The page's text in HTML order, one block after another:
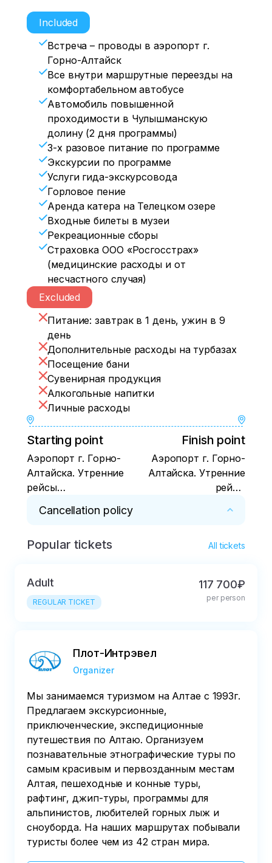
Included
Встреча – проводы в аэропорт г.
Горно-Алтайск
Все внутри маршрутные переезды на
комфортабельном автобусе
Автомобиль повышенной
проходимости в Чулышманскую
долину (2 дня программы)
3-х разовое питание по программе
Экскурсии по программе
Услуги гида-экскурсовода
Горловое пение
Аренда катера на Телецком озере
Входные билеты в музеи
Рекреационные сборы
Страховка ООО «Росгосстрах»
(медицинские расходы и от
несчастного случая)
Excluded
Питание: завтрак в 1 день, ужин в 9
день
Дополнительные расходы на турбазах
Посещение бани
Сувенирная продукция
Алкогольные напитки
Личные расходы
Starting point
Аэропорт г. Горно-
Алтайска. Утренние
рейсы
Аэрофлот
Finish point
Аэропорт г. Горно-
Алтайска. Утренние
рейсы
Cancellation policy
Возврат в случае отмены:
- в срок от 15 до 4 дней до начала тура –
50% от стоимости тура
Popular tickets All tickets
Adult
REGULAR TICKET
117 700₽
per person
Плот-Интрэвел
Organizer
Мы занимаемся туризмом на Алтае с 1993г.
Предлагаем экскурсионные,
приключенческие, экспедиционные
путешествия по Алтаю. Организуем
познавательные этнографические туры по
самым красивым и первозданным местам
Алтая, пешеходные и конные туры,
рафтинг, джип-туры, программы для
альпинистов, любителей горных лыж и
сноуборда. На наших маршрутах побывали
туристы более чем из 42 стран мира.